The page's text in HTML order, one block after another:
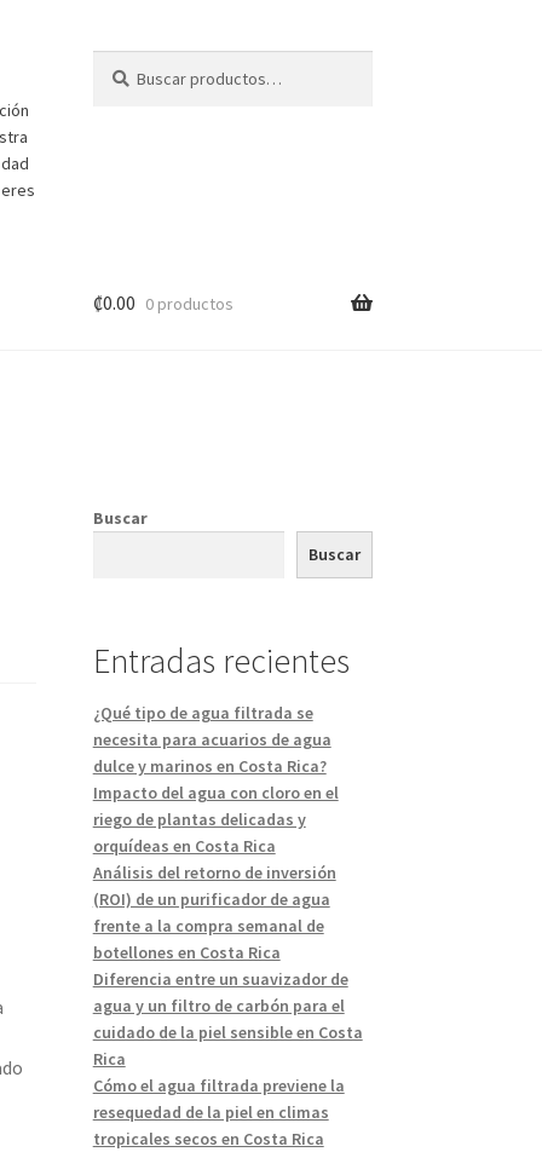
por:
₡0.00 0 productos
Buscar
Buscar
Entradas recientes
¿Qué tipo de agua filtrada se
necesita para acuarios de agua
dulce y marinos en Costa Rica?
Impacto del agua con cloro en el
riego de plantas delicadas y
orquídeas en Costa Rica
Análisis del retorno de inversión
(ROI) de un purificador de agua
frente a la compra semanal de
botellones en Costa Rica
Diferencia entre un suavizador de
agua y un filtro de carbón para el
cuidado de la piel sensible en Costa
Rica
Cómo el agua filtrada previene la
resequedad de la piel en climas
tropicales secos en Costa Rica